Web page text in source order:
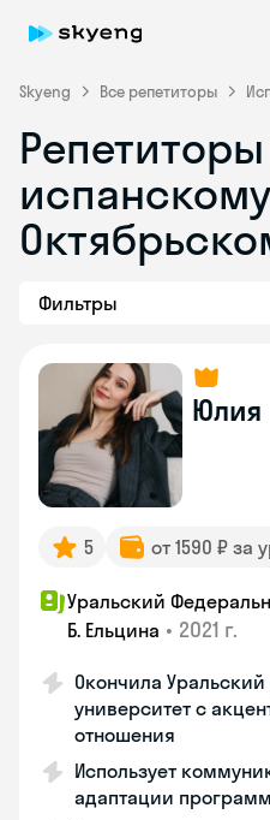
Skyeng Все репетиторы
Фильтры
Юлия
5 от 1590 ₽ за
Уральский
Б. Ельцина • 2021 г.
Окончила
университет с
отношения
Использует
адаптации
Skyeng Chat